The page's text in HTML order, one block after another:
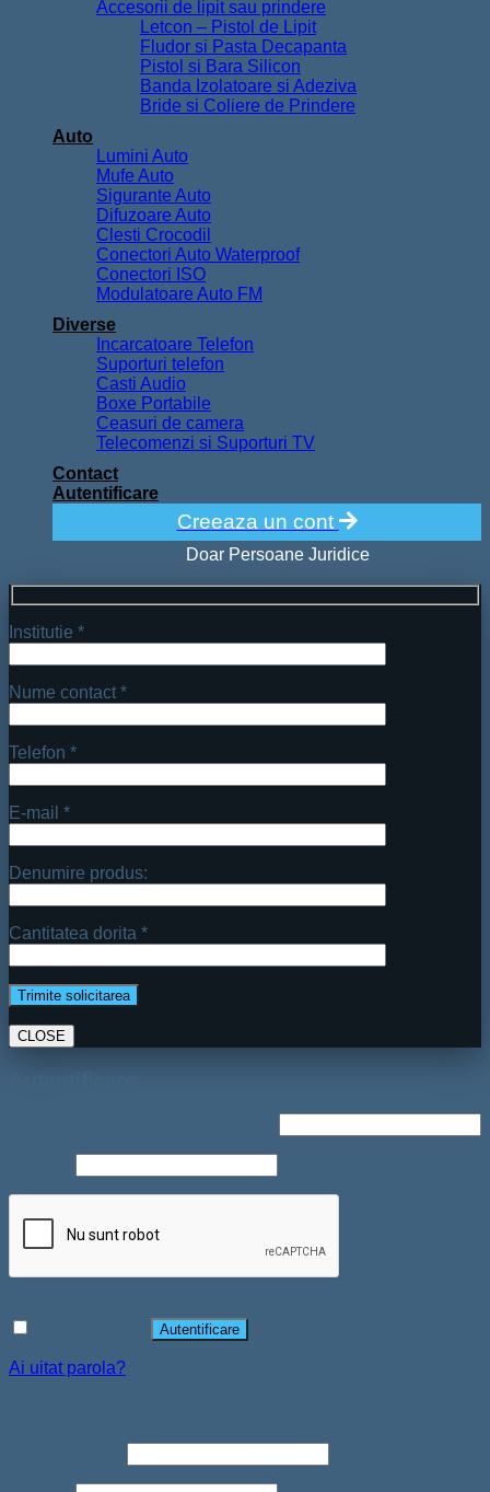
Lumini Auto
Mufe Auto
Sigurante Auto
Difuzoare Auto
Clesti Crocodil
Conectori ISO
Modulatoare Auto FM
Diverse
Incarcatoare Telefon
Suporturi telefon
Casti Audio
Boxe Portabile
Ceasuri de camera
Telecomenzi si Suporturi TV
Contact
Autentificare
Creeaza un cont
Doar Persoane Juridice
Telefon *
E-mail *
Denumire produs:
Cantitatea dorita *
Autentificare
Nume utilizator sau adresă email
Parolă*
Ai uitat parola?
Adresă email
Parolă*